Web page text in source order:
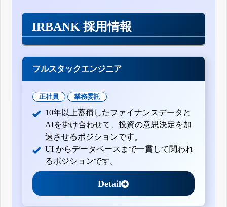
IRBANK 採用情報
フルスタックエンジニア
正社員 業務委託
10年以上蓄積したファイナンスデータと
AIを掛け合わせて、投資の意思決定を加
速させるポジションです。
UI からデータベースまで一貫して関われ
るポジションです。
Detail